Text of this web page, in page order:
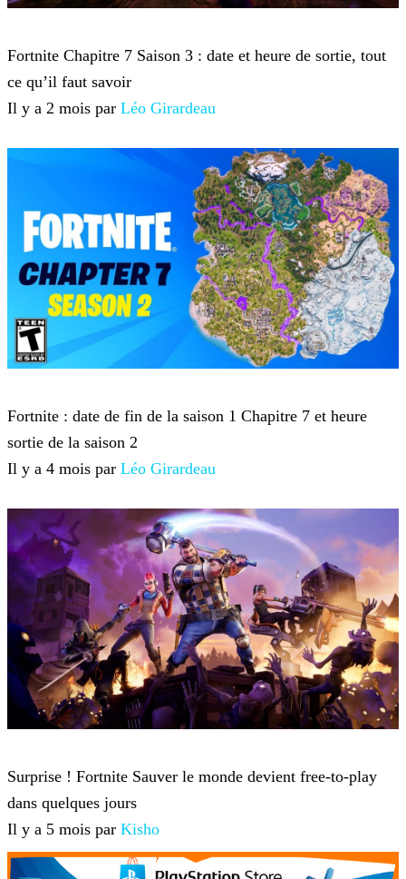
Fortnite Chapitre 7 Saison 3 : date et heure de sortie, tout
ce qu’il faut savoir
Il y a 2 mois par Léo Girardeau
Fortnite : date de fin de la saison 1 Chapitre 7 et heure
sortie de la saison 2
Il y a 4 mois par Léo Girardeau
Surprise ! Fortnite Sauver le monde devient free-to-play
dans quelques jours
Il y a 5 mois par Kisho